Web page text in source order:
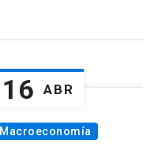
16 ABR
Macroeconomía